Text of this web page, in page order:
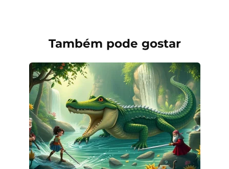
Também pode gostar